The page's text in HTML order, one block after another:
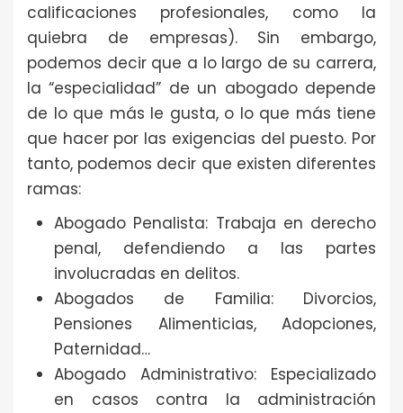
calificaciones profesionales, como la
quiebra de empresas). Sin embargo,
podemos decir que a lo largo de su carrera,
la “especialidad” de un abogado depende
de lo que más le gusta, o lo que más tiene
que hacer por las exigencias del puesto. Por
tanto, podemos decir que existen diferentes
ramas:
Abogado Penalista: Trabaja en derecho
penal, defendiendo a las partes
involucradas en delitos.
Abogados de Familia: Divorcios,
Pensiones Alimenticias, Adopciones,
Paternidad…
Abogado Administrativo: Especializado
en casos contra la administración